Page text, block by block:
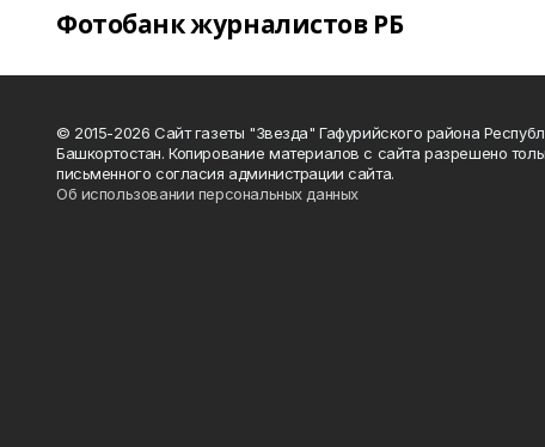
Фотобанк журналистов РБ
© 2015-2026 Сайт газеты "Звезда" Гафурийского района
Башкортостан. Копирование материалов с сайта разрешено
письменного согласия администрации сайта.
Об использовании персональных данных